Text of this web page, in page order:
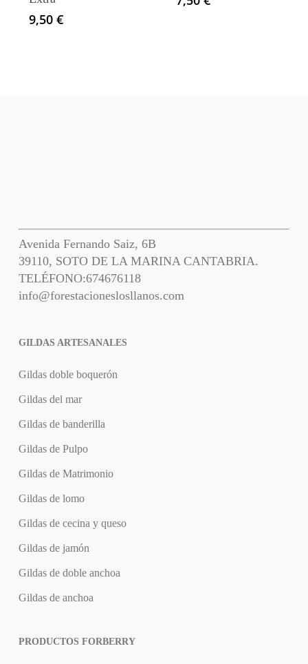
9,50 €
Avenida Fernando Saiz, 6B
39110, SOTO DE LA MARINA CANTABRIA.
TELÉFONO:674676118
info@forestacioneslosllanos.com
GILDAS ARTESANALES
Gildas doble boquerón
Gildas del mar
Gildas de banderilla
Gildas de Pulpo
Gildas de Matrimonio
Gildas de lomo
Gildas de cecina y queso
Gildas de jamón
Gildas de doble anchoa
Gildas de anchoa
PRODUCTOS FORBERRY